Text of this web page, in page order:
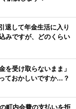
退して年金生活に入り
みですが、どのくらい
を受け取らないまま」
ておかしいですか…？
町内会費の支払いを拒